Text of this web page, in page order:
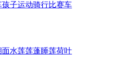
子运动骑行比赛车
水莲莲蓬睡莲荷叶